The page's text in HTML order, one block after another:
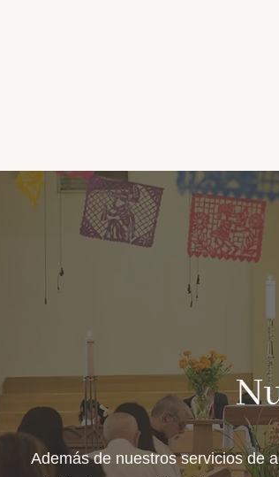
Además de nuestros servicios de